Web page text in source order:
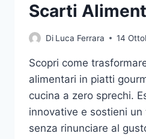
Scarti
Di Luca Ferrara 14
Scopri come
alimentari in piatti
cucina a zero sprechi.
innovative e sostieni
senza rinunciare al